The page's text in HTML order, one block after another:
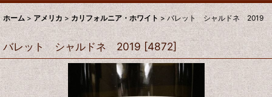
ホーム > アメリカ > カリフォルニア・ホワイト > バレット シャルドネ 2019
バレット シャルドネ 2019 [4872]